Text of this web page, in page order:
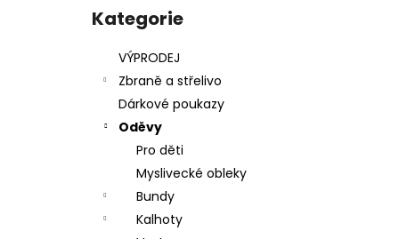
Přeskočit
kategorie
Kategorie
VÝPRODEJ
Zbraně a střelivo
Dárkové poukazy
Oděvy
Pro děti
Myslivecké obleky
Bundy
Kalhoty